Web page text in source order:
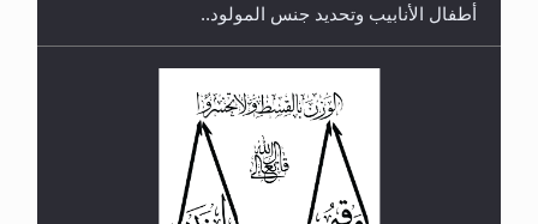
رأيٌ في لغة المسيح الموعود عليه السلام.. 4...
أطفال الأنابيب وتحديد جنس المولود..